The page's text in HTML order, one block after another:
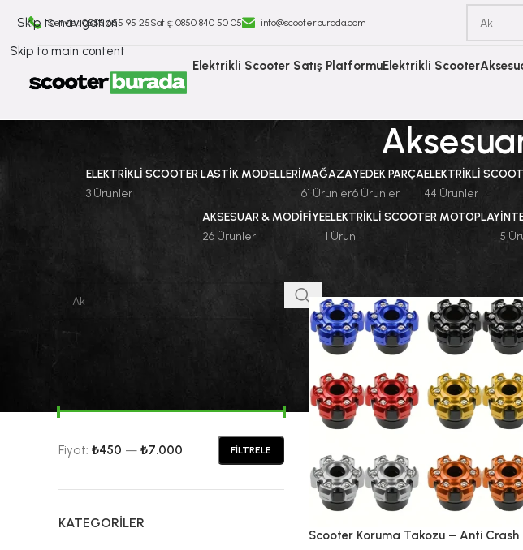
Skip to navigation
Skip to main content
Servis : 0555 655 95 25Satış: ⁠0850 840 50 05 info@scooterburada.com
Elektrikli Scooter Satış PlatformuElektrikli Scooter
ELEKTRIKLI SCOOTER LASTIK MODELLERI
3 Ürünler
MAĞAZA
61 Ürünler
YEDEK PARÇA
6 Ürünler
ELEKTRIKLI
44 Ürünler
AKSESUAR & MODIFIYE
26 Ürünler
ELEKTRIKLI SCOOTER MOTOPLAY
1 Ürün
5
FILTRELE
Fiyat:₺450 —₺7.000
KATEGORILER
Aksesuar & Modifiye
Scooter Koruma Takozu – Anti Crash